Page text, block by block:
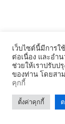
เว็บไซต์นี้มีการใ
ต่อเนื่อง และอำ
ช่วยให้เราปรับป
ของท่าน โดยสา
คุกกี้
ตั้งค่าคุกกี้